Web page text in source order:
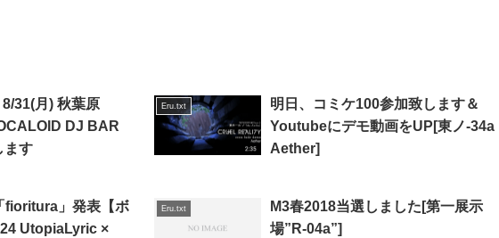
8/31(月) 秋葉原
DJ BAR
ます
Eru.txt
明日、コミケ100参加致します＆
Youtubeにデモ動画をUP[東ノ-34a
Aether]
fioritura」発表【ボ
UtopiaLyric ×
Eru.txt
M3春2018当選しました[第一展示
場”R-04a”]